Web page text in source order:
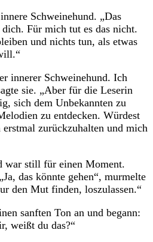
Schweinehund. „Das
Für mich tut es das nicht.
und nichts tun, als etwas
innerer Schweinehund. Ich
sie. „Aber für die Leserin
sich dem Unbekannten zu
zu entdecken. Würdest
erstmal zurückzuhalten und mich
war still für einen Moment.
das könnte gehen“, murmelte
den Mut finden, loszulassen.“
sanften Ton an und begann:
weißt du das?“